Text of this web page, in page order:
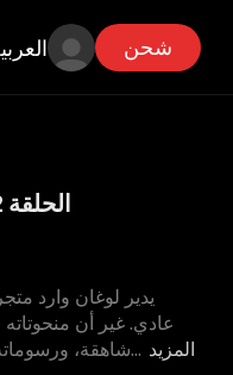
شحن
الحلقة 2 - فوق كل الحدود الفيلم كامل
المزيد
يدير لوغان وارد
عادي. غير أن
شاهقة،...